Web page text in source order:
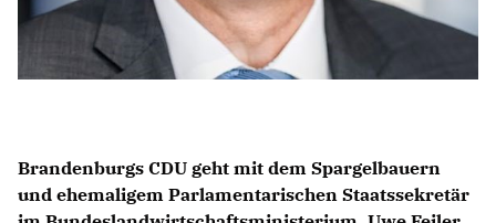
Brandenburgs CDU geht mit dem Spargelbauern
und ehemaligem Parlamentarischen Staatssekretär